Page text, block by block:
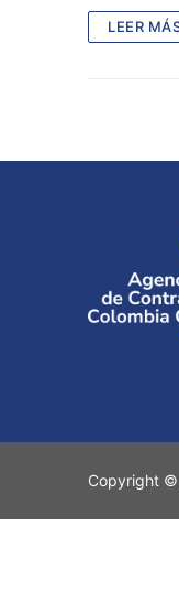
LEER
Copyright ©